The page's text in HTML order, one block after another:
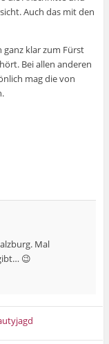
Auch das mit den
klar zum Fürst
Bei allen anderen
mag die von
Mal
😉